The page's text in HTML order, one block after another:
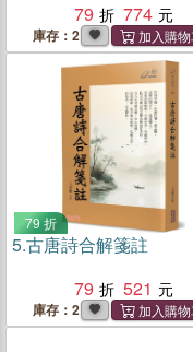
79
774
庫存：2
79 折
5.古唐詩合解箋註
79
521
庫存：2